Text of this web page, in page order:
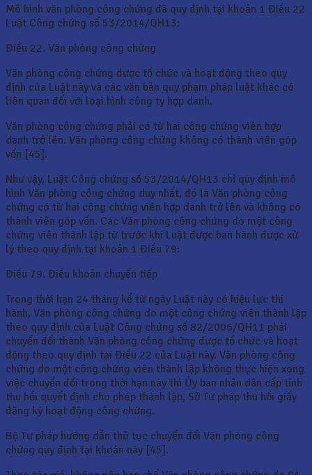
Mô hình văn phòng công chứng đã quy định tại khoản 1 Điều 22
Luật Công chứng số 53/2014/QH13:
Điều 22. Văn phòng công chứng
Văn phòng công chứng được tổ chức và hoạt động theo quy
định của Luật này và các văn bản quy phạm pháp luật khác có
liên quan đối với loại hình công ty hợp danh.
Văn phòng công chứng phải có từ hai công chứng viên hợp
danh trở lên. Văn phòng công chứng không có thành viên góp
vốn [45].
Như vậy, Luật Công chứng số 53/2014/QH13 chỉ quy định mô
hình Văn phòng công chứng duy nhất, đó là Văn phòng công
chứng có từ hai công chứng viên hợp danh trở lên và không có
thành viên góp vốn. Các Văn phòng công chứng do một công
chứng viên thành lập từ trước khi Luật được ban hành được xử
lý theo quy định tại khoản 1 Điều 79:
Điều 79. Điều khoản chuyển tiếp
Trong thời hạn 24 tháng kể từ ngày Luật này có hiệu lực thi
hành, Văn phòng công chứng do một công chứng viên thành lập
theo quy định của Luật Công chứng số 82/2006/QH11 phải
chuyển đổi thành Văn phòng công chứng được tổ chức và hoạt
động theo quy định tại Điều 22 của Luật này. Văn phòng công
chứng do một công chứng viên thành lập không thực hiện xong
việc chuyển đổi trong thời hạn này thì Ủy ban nhân dân cấp tỉnh
thu hồi quyết định cho phép thành lập, Sở Tư pháp thu hồi giấy
đăng ký hoạt động công chứng.
Bộ Tư pháp hướng dẫn thủ tục chuyển đổi Văn phòng công
chứng quy định tại khoản này [45].